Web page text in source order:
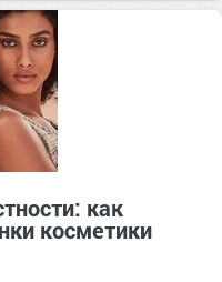
swjournalru
#блескдлягуб
#декоративнаякосметика
#косметика
#мейкап
#помада Помада
как
косметики